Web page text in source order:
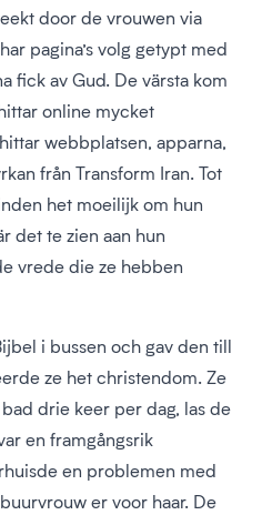
door de vrouwen via
pagina’s volg getypt med
fick av Gud. De värsta kom
online mycket
webbplatsen, apparna,
från Transform Iran. Tot
het moeilijk om hun
det te zien aan hun
vrede die ze hebben
i bussen och gav den till
ze het christendom. Ze
drie keer per dag, las de
en framgångsrik
en problemen med
er voor haar. De